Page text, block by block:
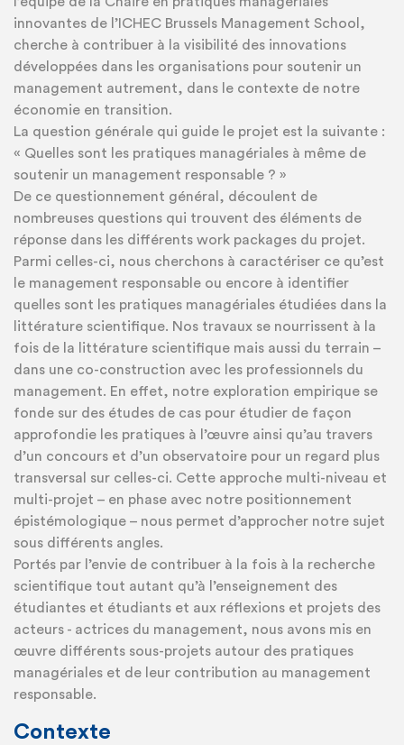
innovantes de l’ICHEC Brussels Management School,
cherche à contribuer à la visibilité des innovations
développées dans les organisations pour soutenir un
management autrement, dans le contexte de notre
économie en transition.
La question générale qui guide le projet est la suivante :
« Quelles sont les pratiques managériales à même de
soutenir un management responsable ? »
De ce questionnement général, découlent de
nombreuses questions qui trouvent des éléments de
réponse dans les différents work packages du projet.
Parmi celles-ci, nous cherchons à caractériser ce qu’est
le management responsable ou encore à identifier
quelles sont les pratiques managériales étudiées dans la
littérature scientifique. Nos travaux se nourrissent à la
fois de la littérature scientifique mais aussi du terrain –
dans une co-construction avec les professionnels du
management. En effet, notre exploration empirique se
fonde sur des études de cas pour étudier de façon
approfondie les pratiques à l’œuvre ainsi qu’au travers
d’un concours et d’un observatoire pour un regard plus
transversal sur celles-ci. Cette approche multi-niveau et
multi-projet – en phase avec notre positionnement
épistémologique – nous permet d’approcher notre sujet
sous différents angles.
Portés par l’envie de contribuer à la fois à la recherche
scientifique tout autant qu’à l’enseignement des
étudiantes et étudiants et aux réflexions et projets des
acteurs - actrices du management, nous avons mis en
œuvre différents sous-projets autour des pratiques
managériales et de leur contribution au management
responsable.
Contexte